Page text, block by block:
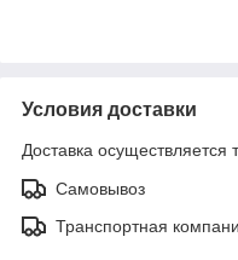
Условия доставки
Доставка осуществляется
Самовывоз
Транспортная